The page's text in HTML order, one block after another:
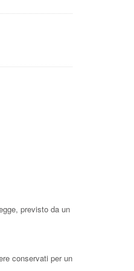
previsto da un
conservati per un